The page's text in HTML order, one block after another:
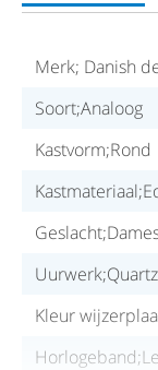
Merk; Danish
Soort;Analoog
Kastvorm;Rond
Uurwerk;Quartz
Kleur